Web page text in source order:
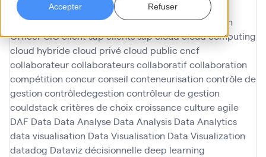
Accepter Refuser
capacités predictives
capacity planning
Carbon
footprint reductionCFO chatbotsChief Information
OfficerCIOclient sapclients sapcloudcloud computing
cloud hybridecloud privécloud public cncf
collaborateurcollaborateurscollaboratifcollaboration
compétition concurconseil conteneurisation contrôle de
gestion contrôledegestion contrôleur de gestion
couldstack critères de choix croissanceculture agile
DAF Data Data Analyse Data Analysis Data Analytics
data visualisation Data Visualisation Data Visualization
datadog Datavizdécisionnelledeep learning